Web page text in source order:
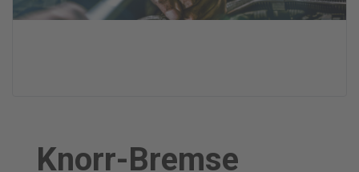
Knorr-Bremse